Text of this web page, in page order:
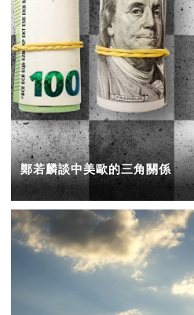
鄭若麟談中美歐的三角關係